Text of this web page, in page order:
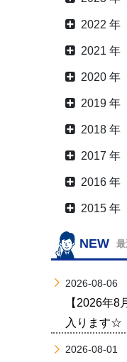
2022 年
2021 年
2020 年
2019 年
2018 年
2017 年
2016 年
2015 年
NEW
2026-08-06
【2026年8
入ります☆
2026-08-01